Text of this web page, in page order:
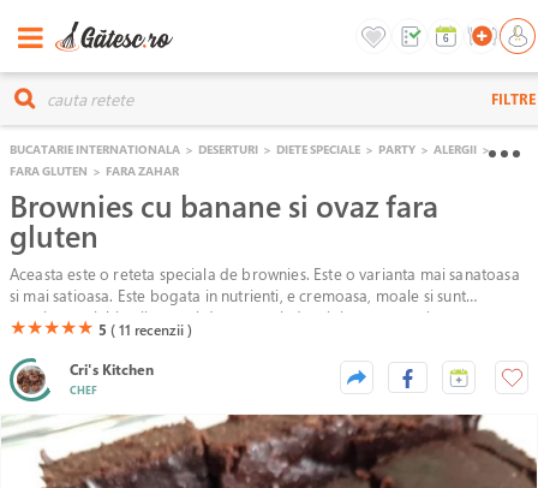
FILTRE
BUCATARIE INTERNATIONALA > DESERTURI > DIETE SPECIALE > PARTY > ALERGII >
FARA GLUTEN > FARA ZAHAR
Brownies cu banane si ovaz fara
gluten
Aceasta este o reteta speciala de brownies. Este o varianta mai sanatoasa
si mai satioasa. Este bogata in nutrienti, e cremoasa, moale si sunt
convinsa ca iubitorii acestui desert vor indragi si aceasta varianta.
(*)
★(*)
★(*)
★(*)
★(*)
★ 5 ( 11 recenzii )
Cri's Kitchen
CHEF